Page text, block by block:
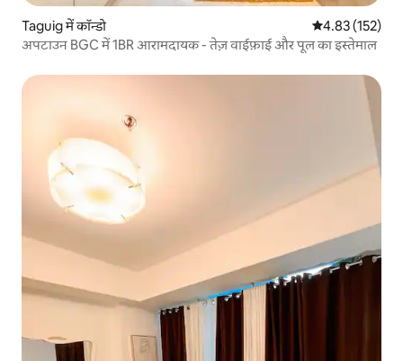
Taguig में कॉन्डो औसत रेटिंग 5 में से
4.83 (152)
अपटाउन BGC में 1BR आरामदायक - तेज़ वाईफ़ाई और पूल का इस्तेमाल